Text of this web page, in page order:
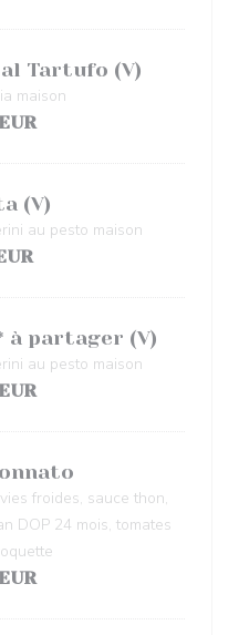
Tartufo (V)
maison
(V)
au pesto maison
à partager (V)
au pesto maison
froides, sauce thon,
DOP 24 mois, tomates